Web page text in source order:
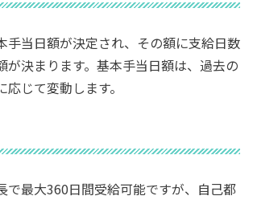
手当日額が決定され、その額に支給日数
が決まります。基本手当日額は、過去の
じて変動します。
で最大360日間受給可能ですが、自己都